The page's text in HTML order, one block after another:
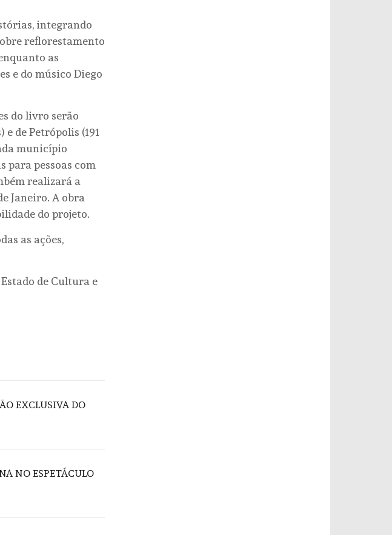
integrando
reflorestamento
as
e do músico Diego
do livro serão
de Petrópolis (191
município
para pessoas com
realizará a
Janeiro. A obra
do projeto.
as ações,
de Cultura e
EXCLUSIVA DO
NO ESPETÁCULO